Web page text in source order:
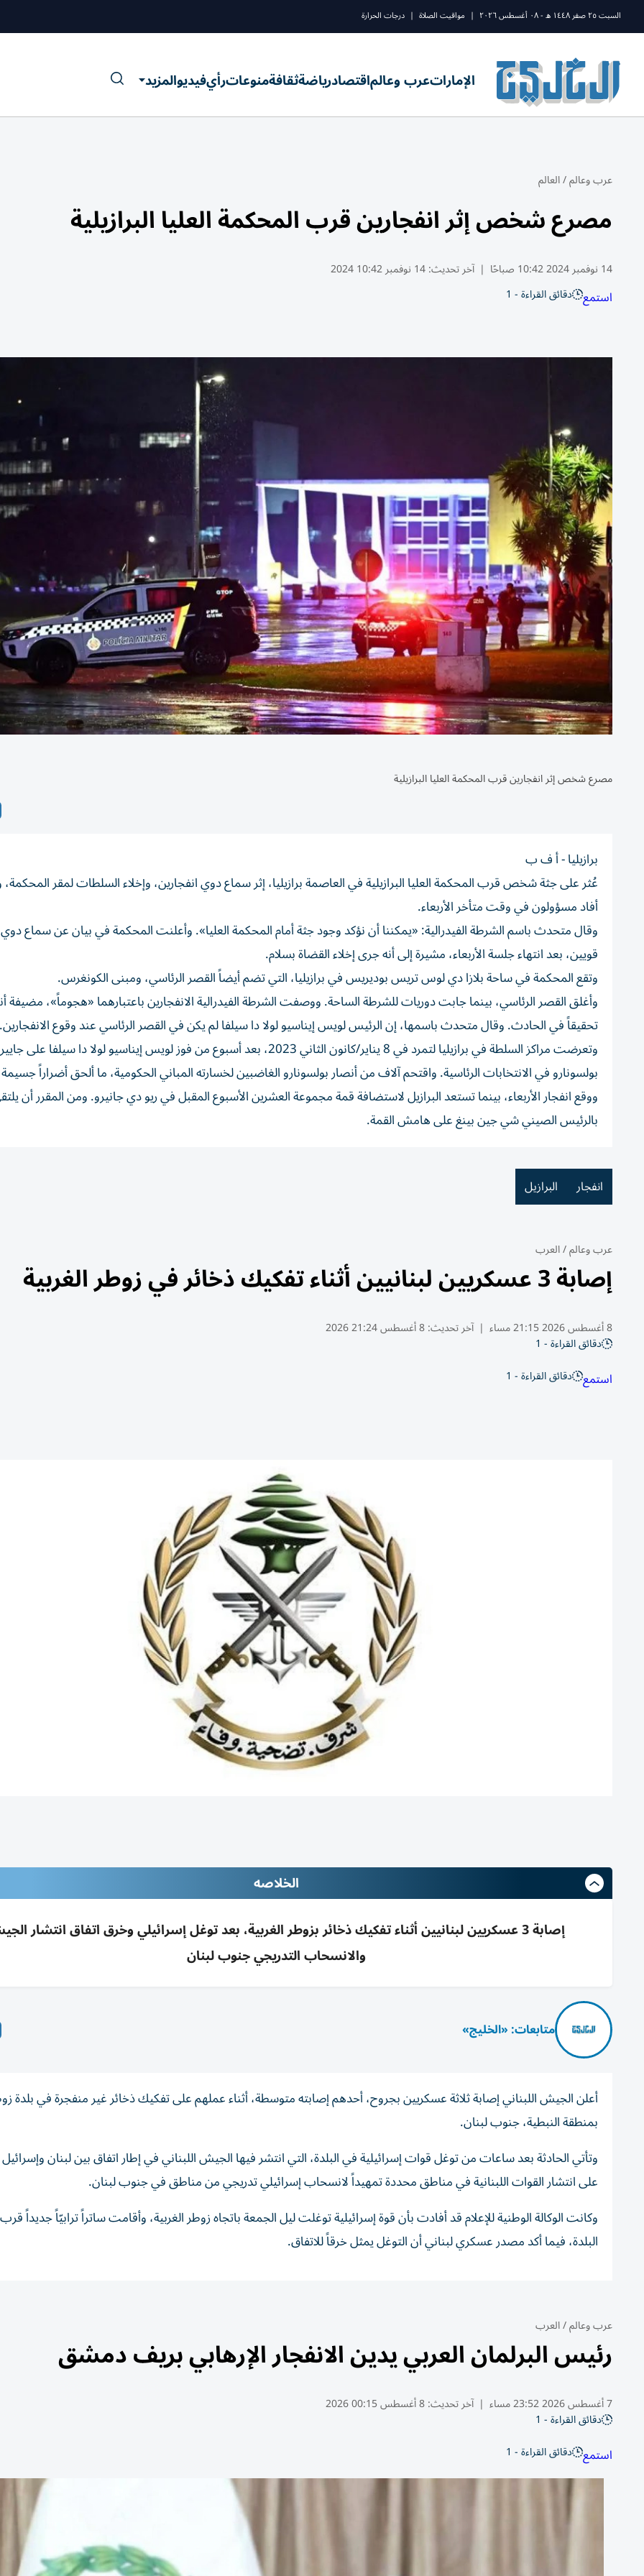
السبت ٢٥ صفر ١٤٤٨ ه - ٠٨ أغسطس ٢٠٢٦ | مواقيت الصلاة | درجات الحرارة
الإماراتعرب وعالماقتصادرياضةثقافةمنوعاترأيفيديوالمزيد
عرب وعالم/العالم
مصرع شخص إثر انفجارين قرب المحكمة العليا البرازيلية
14 نوفمبر 2024 10:42 صباحًا | آخر تحديث:14 نوفمبر 10:42 2024
استمع دقائق القراءة - 1
مصرع شخص إثر انفجارين قرب المحكمة العليا البرازيلية
برازيليا - أ ف ب
عُثر على جثة شخص قرب المحكمة العليا البرازيلية في العاصمة برازيليا، إثر سماع دوي انفجارين، وإخلاء السلطات لمقر
أفاد مسؤولون في وقت متأخر الأربعاء.
وقال متحدث باسم الشرطة الفيدرالية: «يمكننا أن نؤكد وجود جثة أمام المحكمة العليا». وأعلنت المحكمة في بيان عن سماع دوي
قويين، بعد انتهاء جلسة الأربعاء، مشيرة إلى أنه جرى إخلاء القضاة بسلام.
وتقع المحكمة في ساحة بلازا دي لوس تريس بوديريس في برازيليا، التي تضم أيضاً القصر الرئاسي، ومبنى الكونغرس.
وأغلق القصر الرئاسي، بينما جابت دوريات للشرطة الساحة. ووصفت الشرطة الفيدرالية الانفجارين باعتبارهما «هجوماً»،
تحقيقاً في الحادث. وقال متحدث باسمها، إن الرئيس لويس إيناسيو لولا دا سيلفا لم يكن في القصر الرئاسي عند وقوع الانفجارين.
وتعرضت مراكز السلطة في برازيليا لتمرد في 8 يناير/كانون الثاني 2023، بعد أسبوع من فوز لويس إيناسيو لولا دا سيلفا على جايير
بولسونارو في الانتخابات الرئاسية. واقتحم آلاف من أنصار بولسونارو الغاضبين لخسارته المباني الحكومية، ما ألحق أضراراً
ووقع انفجار الأربعاء، بينما تستعد البرازيل لاستضافة قمة مجموعة العشرين الأسبوع المقبل في ريو دي جانيرو. ومن المقرر أن
بالرئيس الصيني شي جين بينغ على هامش القمة.
انفجار البرازيل
عرب وعالم/العرب
إصابة 3 عسكريين لبنانيين أثناء تفكيك ذخائر في زوطر الغربية
8 أغسطس 2026 21:15 مساء | آخر تحديث:8 أغسطس 21:24 2026
دقائق القراءة - 1
استمع دقائق القراءة - 1
الخلاصه
إصابة 3 عسكريين لبنانيين أثناء تفكيك ذخائر بزوطر الغربية، بعد توغل إسرائيلي وخرق اتفاق انتشار
والانسحاب التدريجي جنوب لبنان
متابعات: «الخليج»
أعلن الجيش اللبناني إصابة ثلاثة عسكريين بجروح، أحدهم إصابته متوسطة، أثناء عملهم على تفكيك ذخائر غير منفجرة في بلدة
بمنطقة النبطية، جنوب لبنان.
وتأتي الحادثة بعد ساعات من توغل قوات إسرائيلية في البلدة، التي انتشر فيها الجيش اللبناني في إطار اتفاق بين لبنان
على انتشار القوات اللبنانية في مناطق محددة تمهيداً لانسحاب إسرائيلي تدريجي من مناطق في جنوب لبنان.
وكانت الوكالة الوطنية للإعلام قد أفادت بأن قوة إسرائيلية توغلت ليل الجمعة باتجاه زوطر الغربية، وأقامت ساتراً ترابيّاً جديداً
البلدة، فيما أكد مصدر عسكري لبناني أن التوغل يمثل خرقاً للاتفاق.
عرب وعالم/العرب
رئيس البرلمان العربي يدين الانفجار الإرهابي بريف دمشق
7 أغسطس 2026 23:52 مساء | آخر تحديث:8 أغسطس 00:15 2026
دقائق القراءة - 1
استمع دقائق القراءة - 1